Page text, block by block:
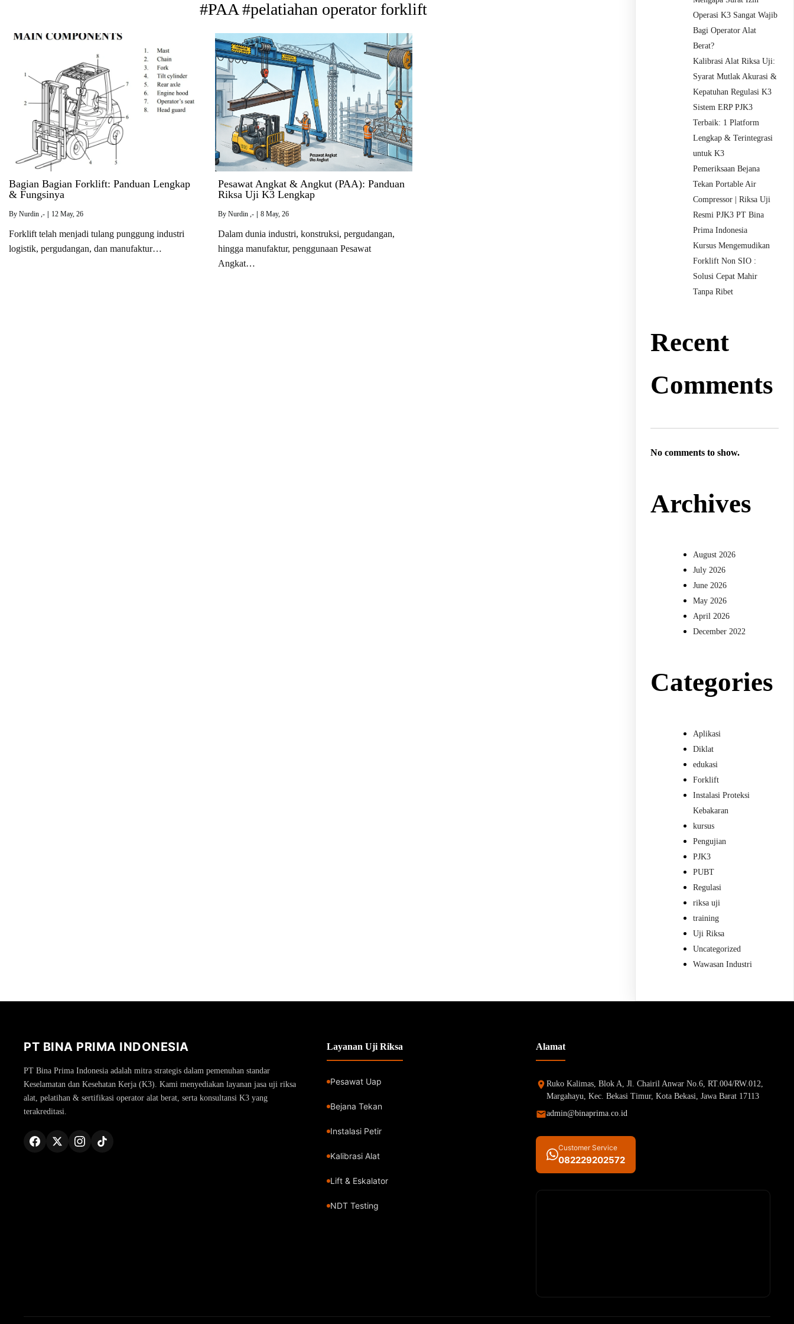
#PAA #pelatiahan operator forklift
Bagian Bagian Forklift: Panduan Lengkap
& Fungsinya
By Nurdin ,- | 12 May, 26
Forklift telah menjadi tulang punggung industri
logistik, pergudangan, dan manufaktur…
Pesawat Angkat & Angkut (PAA): Panduan
Riksa Uji K3 Lengkap
By Nurdin ,- | 8 May, 26
Dalam dunia industri, konstruksi, pergudangan,
hingga manufaktur, penggunaan Pesawat
Angkat…
Operasi K3 Sangat Wajib
Bagi Operator Alat
Berat?
Kalibrasi Alat Riksa Uji:
Syarat Mutlak Akurasi &
Kepatuhan Regulasi K3
Sistem ERP PJK3
Terbaik: 1 Platform
Lengkap & Terintegrasi
untuk K3
Pemeriksaan Bejana
Tekan Portable Air
Compressor | Riksa Uji
Resmi PJK3 PT Bina
Prima Indonesia
Kursus Mengemudikan
Forklift Non SIO :
Solusi Cepat Mahir
Tanpa Ribet
Recent
Comments
No comments to show.
Archives
August 2026
July 2026
June 2026
May 2026
April 2026
December 2022
Categories
Aplikasi
Diklat
edukasi
Forklift
Instalasi Proteksi
Kebakaran
kursus
Pengujian
PJK3
PUBT
Regulasi
riksa uji
training
Uji Riksa
Uncategorized
Wawasan Industri
PT BINA PRIMA INDONESIA
PT Bina Prima Indonesia adalah mitra strategis dalam pemenuhan standar
Keselamatan dan Kesehatan Kerja (K3). Kami menyediakan layanan jasa uji riksa
alat, pelatihan & sertifikasi operator alat berat, serta konsultansi K3 yang
terakreditasi.
Layanan Uji Riksa
Pesawat Uap
Bejana Tekan
Instalasi Petir
Kalibrasi Alat
Lift & Eskalator
NDT Testing
Alamat
Ruko Kalimas, Blok A, Jl. Chairil Anwar No.6, RT.004/RW.012,
Margahayu, Kec. Bekasi Timur, Kota Bekasi, Jawa Barat 17113
admin@binaprima.co.id
Customer Service
082229202572